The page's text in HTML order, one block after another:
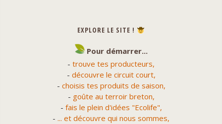
EXPLORE LE SITE !
Pour démarrer...
- trouve tes producteurs,
- découvre le circuit court,
- choisis tes produits de saison,
- goûte au terroir breton,
- fais le plein d'idées "Ecolife",
- ... et découvre qui nous sommes,